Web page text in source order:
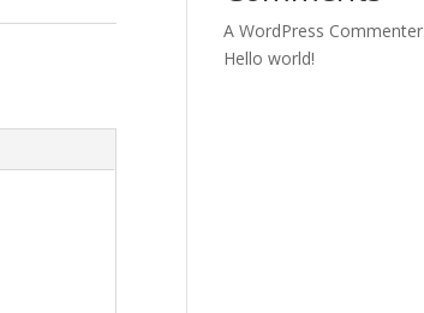
A WordPress Commenter
Hello world!